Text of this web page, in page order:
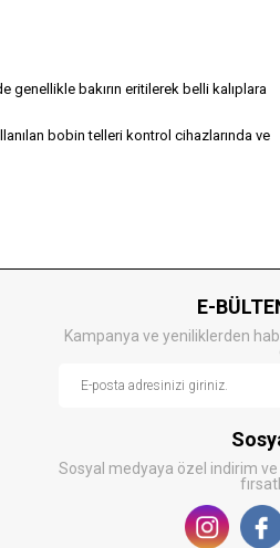
genellikle bakırın eritilerek belli kalıplara
bobin telleri kontrol cihazlarında ve
E-
Kampanya ve yeniliklerden
Sosyal medyaya özel indirim